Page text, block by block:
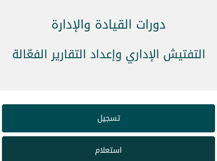
دورات القيادة والإدارة
التفتيش الإداري وإعداد التقارير الفعّالة
تسجيل
استعلام